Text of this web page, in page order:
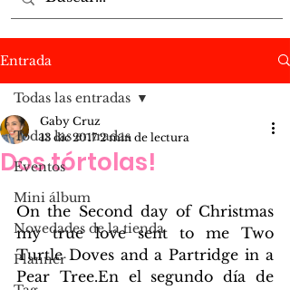
Entrada
Todas las entradas
Eventos
Mini álbum
Novedades de la tienda
Planner
Todas las entradas
Dos tórtolas!
Gaby Cruz
13 dic 2017 2 min de lectura
On the Second day of Christmas
my true love sent to me Two
Turtle Doves and a Partridge in a
Pear Tree.En el segundo día de